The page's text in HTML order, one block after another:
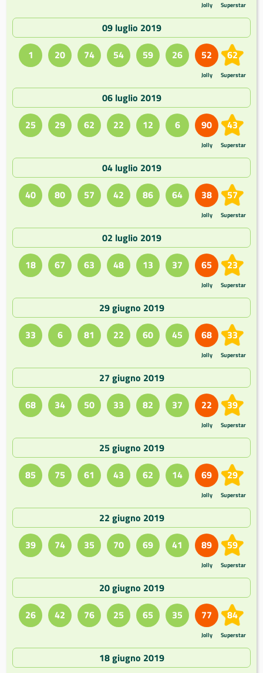
Jolly Superstar
09 luglio 2019
1
20 74 54 59 26 52
Jolly
62
Superstar
06 luglio 2019
25
29 62 22 12 6 90
Jolly
43
Superstar
04 luglio 2019
40
80 57 42 86 64 38
Jolly
57
Superstar
02 luglio 2019
18
67 63 48 13 37 65
Jolly
23
Superstar
29 giugno 2019
33
6 81 22 60 45 68
Jolly
33
Superstar
27 giugno 2019
68
34 50 33 82 37 22
Jolly
39
Superstar
25 giugno 2019
85
75 61 43 62 14 69
Jolly
29
Superstar
22 giugno 2019
39
74 35 70 69 41 89
Jolly
59
Superstar
20 giugno 2019
26
42 76 25 65 35 77
Jolly
84
Superstar
18 giugno 2019